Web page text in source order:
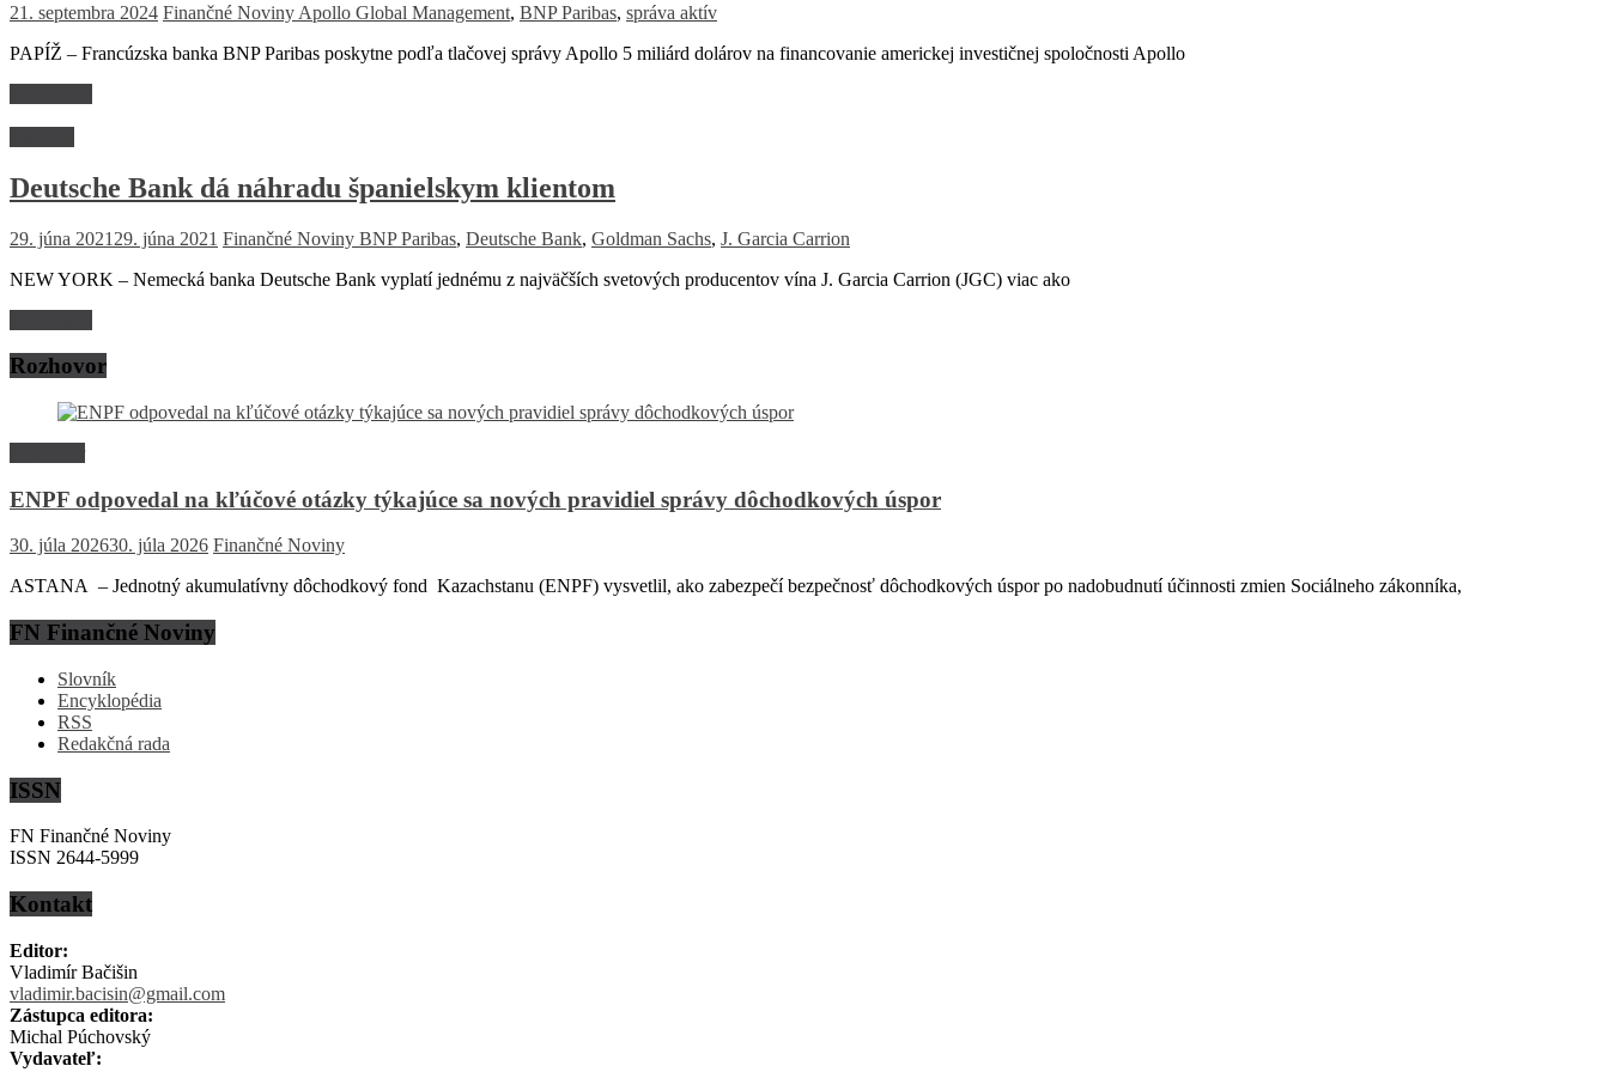
21. septembra 2024 Finančné Noviny Apollo Global Management, BNP Paribas, správa aktív
PAPÍŽ – Francúzska banka BNP Paribas poskytne podľa tlačovej správy Apollo 5 miliárd dolárov na financovanie americkej investičnej spoločnosti Apollo
Deutsche Bank dá náhradu španielskym klientom
29. júna 2021 29. júna 2021 Finančné Noviny BNP Paribas, Deutsche Bank, Goldman Sachs, J. Garcia Carrion
NEW YORK – Nemecká banka Deutsche Bank vyplatí jednému z najväčších svetových producentov vína J. Garcia Carrion (JGC) viac ako
Rozhovor
ENPF odpovedal na kľúčové otázky týkajúce sa nových pravidiel správy dôchodkových úspor
30. júla 202630. júla 2026 Finančné Noviny
ASTANA – Jednotný akumulatívny dôchodkový fond Kazachstanu (ENPF) vysvetlil, ako zabezpečí bezpečnosť dôchodkových úspor po nadobudnutí účinnosti zmien Sociálneho zákonníka,
FN Finančné Noviny
Slovník
Encyklopédia
RSS
Redakčná rada
ISSN
FN Finančné Noviny
ISSN 2644-5999
Kontakt
Editor:
Vladimír Bačišin
vladimir.bacisin@gmail.com
Zástupca editora:
Michal Púchovský
Vydavateľ: